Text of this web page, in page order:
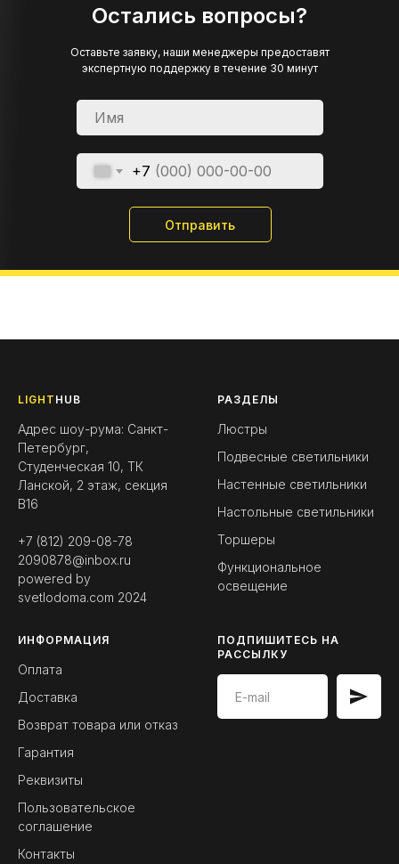
Остались вопросы?
+7
Отправить
Оставьте заявку, наши менеджеры предоставят
экспертную поддержку в течение 30 минут
LIGHT HUB
Адрес шоу-рума: Санкт-
Петербург,
Студенческая 10, ТК
Ланской, 2 этаж, секция
B16
+7 (812) 209-08-78
2090878@inbox.ru
powered by
svetlodoma.com 2024
РАЗДЕЛЫ
Люстры
Подвесные светильники
Настенные светильники
Настольные светильники
Торшеры
Функциональное
освещение
ИНФОРМАЦИЯ
Оплата
Доставка
Возврат товара или отказ
Гарантия
Реквизиты
Пользовательское
соглашение
Контакты
ПОДПИШИТЕСЬ НА
РАССЫЛКУ